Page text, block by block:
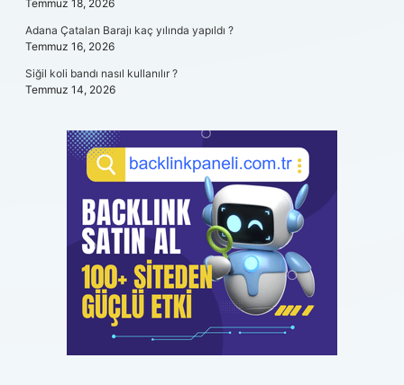
Temmuz 18, 2026
Adana Çatalan Barajı kaç yılında yapıldı ?
Temmuz 16, 2026
Siğil koli bandı nasıl kullanılır ?
Temmuz 14, 2026